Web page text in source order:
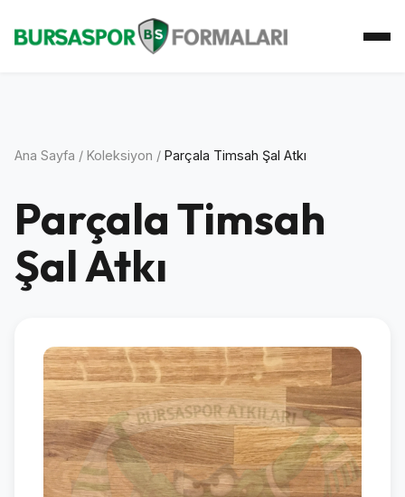
Koleksiyon
Ana Sayfa / Koleksiyon / Parçala Timsah Şal Atkı
Parçala Timsah
Şal Atkı